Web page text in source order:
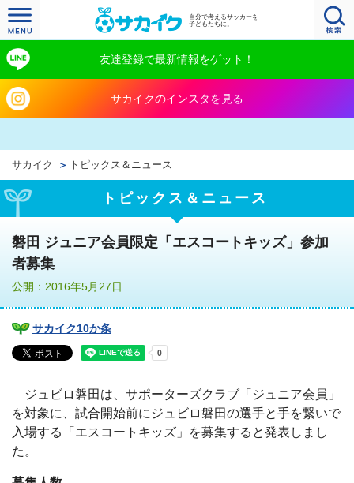
自分で考えるサッカーを
子どもたちに。
友達登録で最新情報をゲット！
サカイクのインスタを見る
サカイク トピックス＆ニュース
トピックス＆ニュース
磐田 ジュニア会員限定「エスコートキッズ」参加
者募集
公開：2016年5月27日
サカイク10か条
ジュビロ磐田は、サポーターズクラブ「ジュニア会員」
を対象に、試合開始前にジュビロ磐田の選手と手を繋いで
入場する「エスコートキッズ」を募集すると発表しまし
た。